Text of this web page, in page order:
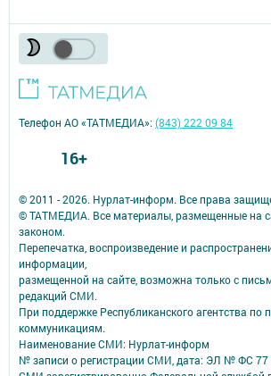
© 2011 - 2026. Нурлат-⁠информ. Все права
© ТАТМЕДИА. Все материалы, размещенные на
законом.
Перепечатка, воспроизведение и
информации,
размещенной на сайте, возможна только с
редакций СМИ.
При поддержке Республиканского агентства по
коммуникациям.
Наименование СМИ: Нурлат-⁠информ
№ записи о регистрации СМИ, дата: ЭЛ № ФС 77
Телефон АО «ТАТМЕДИА»:(843) 222 09 84
16+